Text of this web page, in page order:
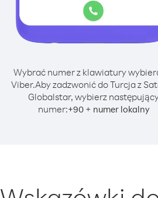
Wybrać numer z klawiatury
Viber.Aby zadzwonić do Turcja z
Globalstar, wybierz
numer:+90+ numer lokalny